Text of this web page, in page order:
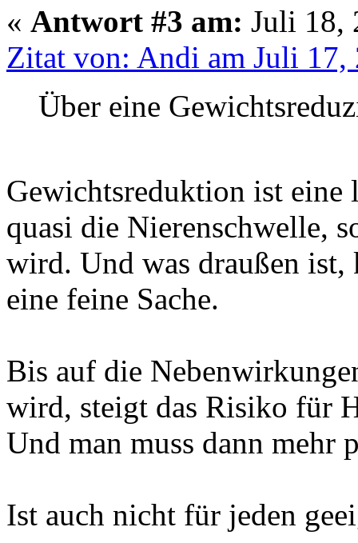
« Antwort #3 am: Juli 18,
Zitat von: Andi am Juli 17,
Über eine
Gewichtsreduktion ist eine
quasi die Nierenschwelle,
wird. Und was draußen
eine feine Sache.
Bis auf die
wird, steigt das Risiko für
Und man muss dann mehr
Ist auch nicht für jeden